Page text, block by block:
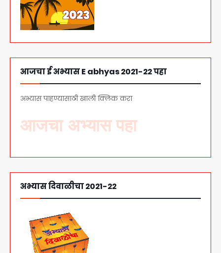
आजचा ई अभ्यास E abhyas 2021-22 पहा
अभ्यास पाहण्यासाठी खाली क्लिक करा
अभ्यास दिवाळीचा 2021-22